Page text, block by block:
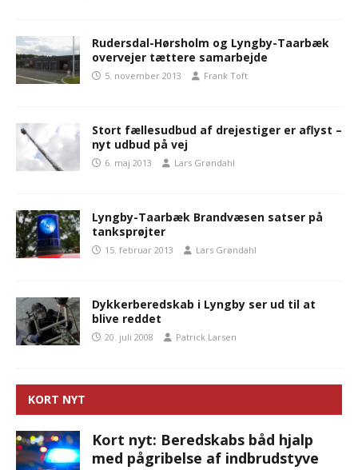
Rudersdal-Hørsholm og Lyngby-Taarbæk
overvejer tættere samarbejde
5. november 2013 Frank Toft
Stort fællesudbud af drejestiger er aflyst –
nyt udbud på vej
6. maj 2013 Lars Grøndahl
Lyngby-Taarbæk Brandvæsen satser på
tanksprøjter
15. februar 2013 Lars Grøndahl
Dykkerberedskab i Lyngby ser ud til at
blive reddet
20. juli 2008 Patrick Larsen
KORT NYT
Kort nyt: Beredskabs båd hjalp
med pågribelse af indbrudstyve